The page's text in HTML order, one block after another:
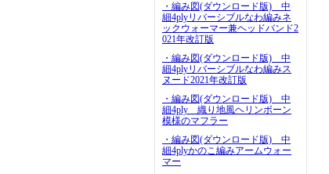
・編み図(ダウンロード版) 中
細4plyリバーシブルなわ編みネ
ックウォーマー兼ヘッドバンド2
021年改訂版
・編み図(ダウンロード版) 中
細4plyリバーシブルなわ編みス
ヌード2021年改訂版
・編み図(ダウンロード版) 中
細4ply 織り地風ヘリンボーン
模様のマフラー
・編み図(ダウンロード版) 中
細4plyかのこ編みアームウォー
マー